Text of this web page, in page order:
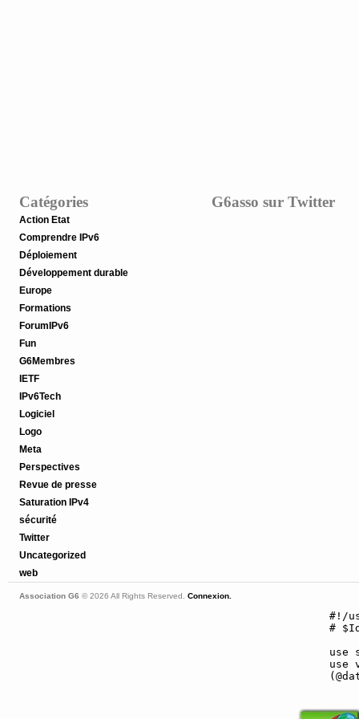
Catégories
Action Etat
Comprendre IPv6
Déploiement
Développement durable
Europe
Formations
ForumIPv6
Fun
G6Membres
IETF
IPv6Tech
Logiciel
Logo
Meta
Perspectives
Revue de presse
Saturation IPv4
sécurité
Twitter
Uncategorized
web
G6asso sur Twitter
Association G6 © 2026 All Rights Reserved. Connexion.